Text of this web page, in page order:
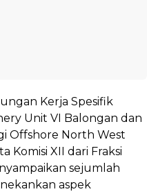
Kerja Spesifik
Unit VI Balongan dan
Offshore North West
Komisi XII dari Fraksi
sejumlah
aspek